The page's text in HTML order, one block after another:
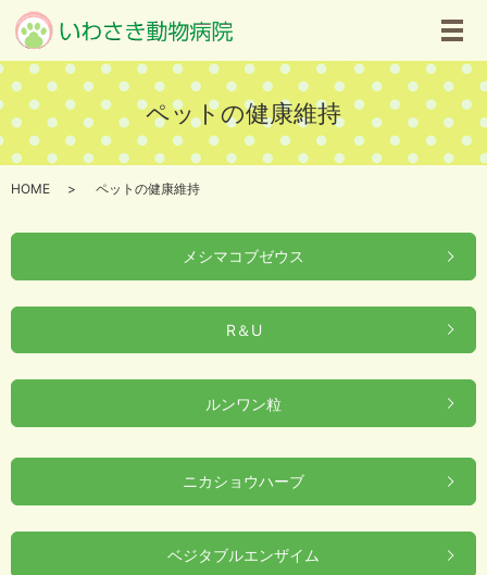
メ
ペットの健康維持
HOME ペットの健康維持
メシマコブゼウス
R＆U
ルンワン粒
ニカショウハーブ
ベジタブルエンザイム